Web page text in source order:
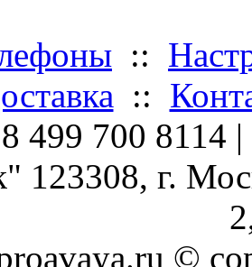
::
::
499 700 8114
123308, г.
©